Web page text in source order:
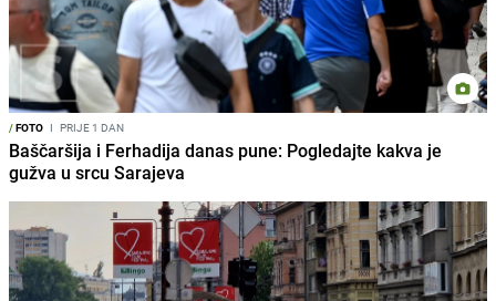
/FOTO I PRIJE 1 DAN
Baščaršija i Ferhadija danas pune: Pogledajte kakva je
gužva u srcu Sarajeva